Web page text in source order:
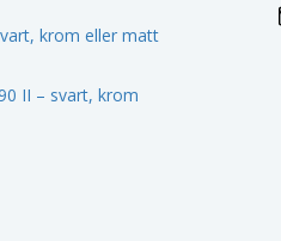
krom eller matt
II – svart, krom